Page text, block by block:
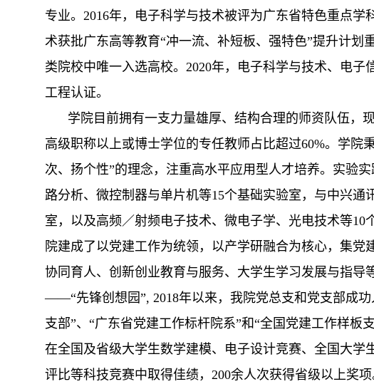
专业。 2016年，电子科学与技术被评为广东省特色重点学
术获批广东高等教育“冲一流、补短板、强特色”提升计划
类院校中唯一入选高校。 2020年，电子科学与技术、电子
工程认证。
学院目前拥有一支力量雄厚、结构合理的师资队伍，
高级职称以上或博士学位的专任教师占比超过60%。学院
次、扬个性”的理念，注重高水平应用型人才培养。实验实
路分析、微控制器与单片机等15个基础实验室，与中兴通
室，以及高频／射频电子技术、微电子学、光电技术等10
院建成了以党建工作为统领，以产学研融合为核心，集党
协同育人、创新创业教育与服务、大学生学习发展与指导
——“先锋创想园”, 2018年以来，我院党总支和党支部成
支部”、“广东省党建工作标杆院系”和“全国党建工作样板
在全国及省级大学生数学建模、电子设计竞赛、全国大学
评比等科技竞赛中取得佳绩，200余人次获得省级以上奖项